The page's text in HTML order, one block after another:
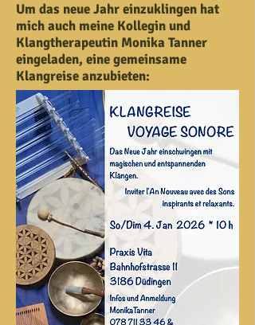
Um das neue Jahr einzuklingen hat
mich auch meine Kollegin und
Klangtherapeutin Monika Tanner
eingeladen, eine gemeinsame
Klangreise anzubieten: